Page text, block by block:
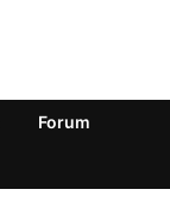
Forum